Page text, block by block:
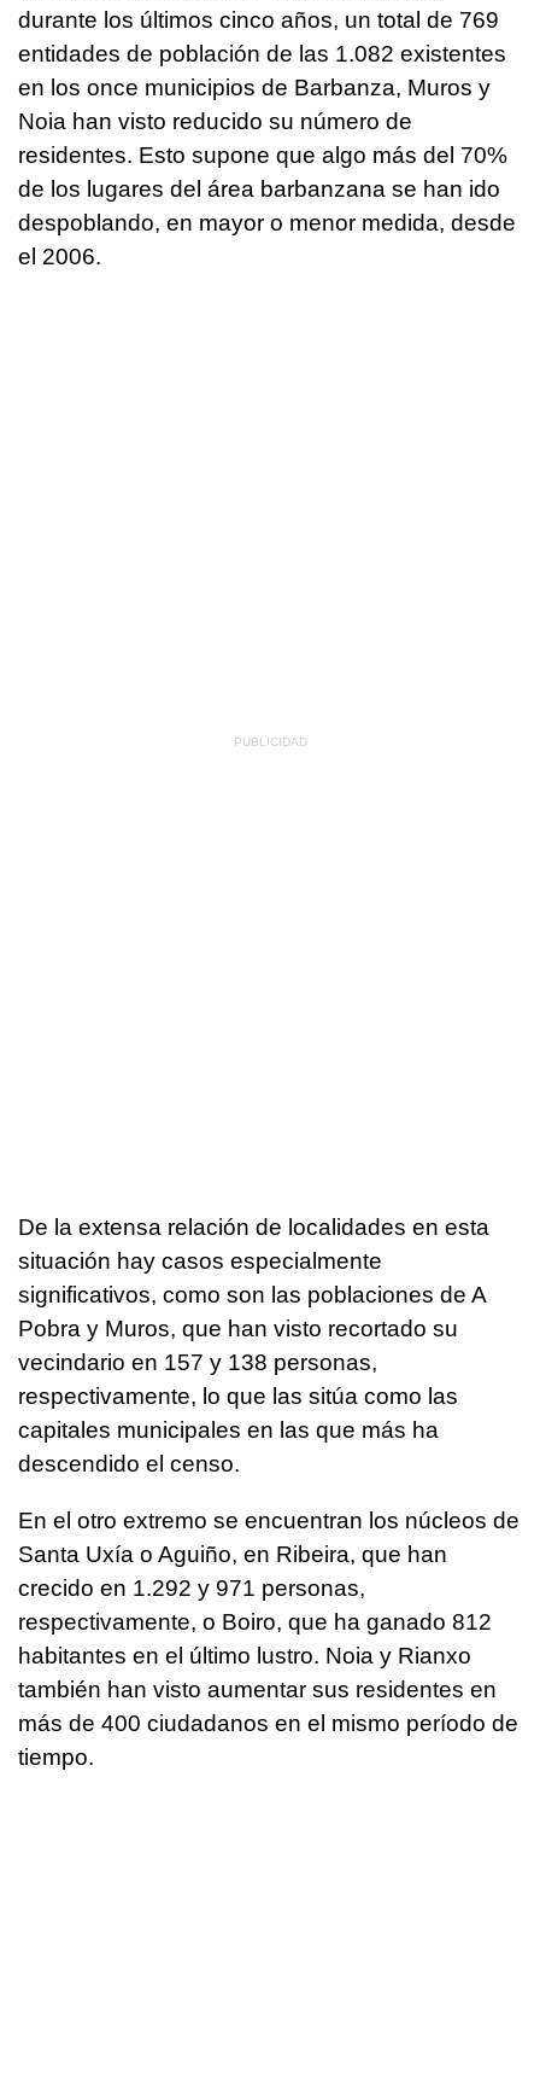
durante los últimos cinco años, un total de 769
entidades de población de las 1.082 existentes
en los once municipios de Barbanza, Muros y
Noia han visto reducido su número de
residentes. Esto supone que algo más del 70%
de los lugares del área barbanzana se han ido
despoblando, en mayor o menor medida, desde
el 2006.
De la extensa relación de localidades en esta
situación hay casos especialmente
significativos, como son las poblaciones de A
Pobra y Muros, que han visto recortado su
vecindario en 157 y 138 personas,
respectivamente, lo que las sitúa como las
capitales municipales en las que más ha
descendido el censo.
En el otro extremo se encuentran los núcleos de
Santa Uxía o Aguiño, en Ribeira, que han
crecido en 1.292 y 971 personas,
respectivamente, o Boiro, que ha ganado 812
habitantes en el último lustro. Noia y Rianxo
también han visto aumentar sus residentes en
más de 400 ciudadanos en el mismo período de
tiempo.